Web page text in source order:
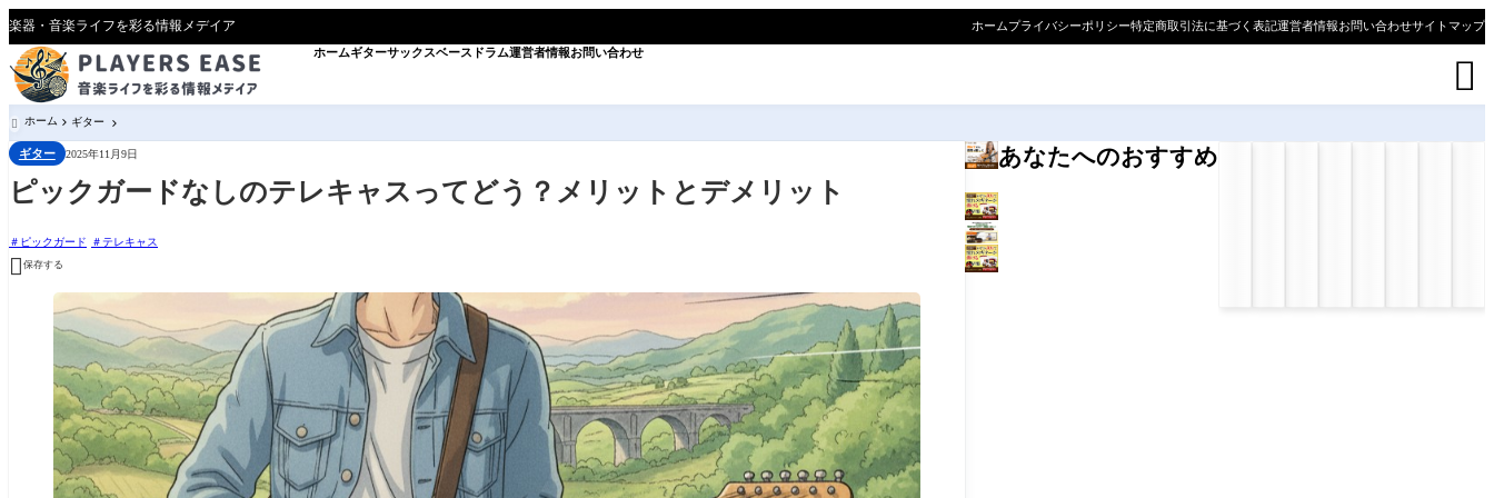
楽器・音楽ライフを彩る情報メデイア ホームプライバシーポリシー特定商取引法に基づく表記運営者情報お問い合わせサイトマップ
ホームギターサックスベース ドラム運営者情報お問い合わせ

 ホーム ギター
ギター 2025年11月9日
ピックガードなしのテレキャスってどう？メリットとデメリット
ピックガード テレキャス
 保存する
あなたへのおすすめ